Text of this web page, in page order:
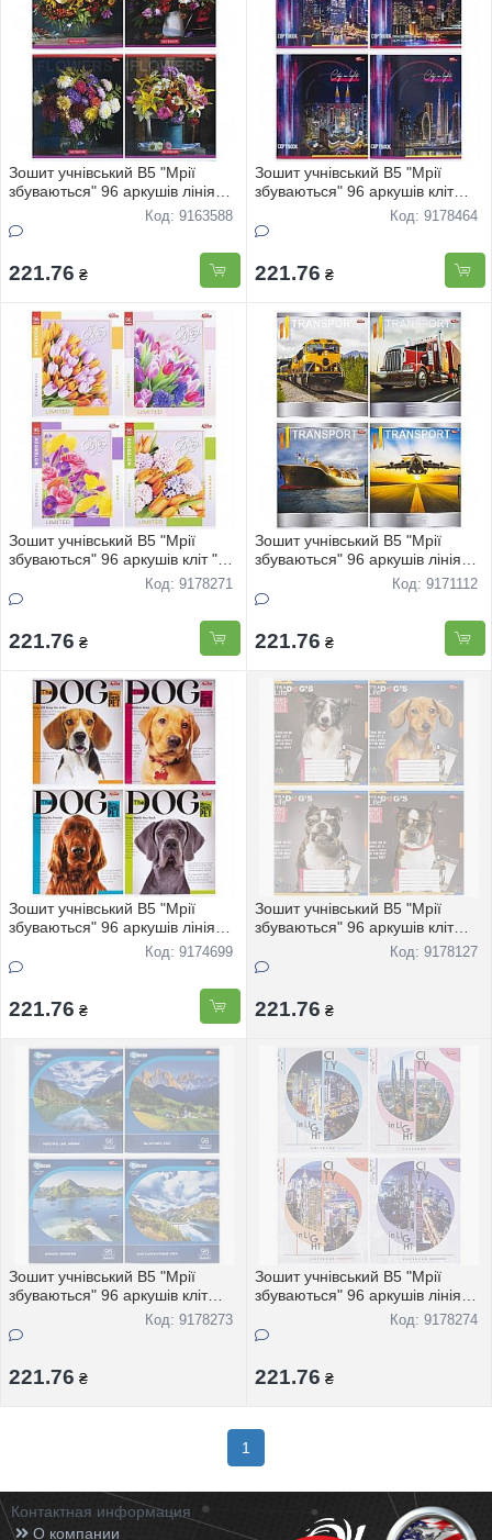
Зошит учнівський В5 "Мрії
збуваються" 96 аркушів лінія
Квіткове асорті 3415 8штКод: 9163588
221.76 ₴
Зошит учнівський В5 "Мрії
збуваються" 96 аркушів кліт
"Нiчнi мicта" 3634 8штКод: 9178464
221.76 ₴
Зошит учнівський В5 "Мрії
збуваються" 96 аркушів кліт "
Код: 9178271
221.76 ₴
Зошит учнівський В5 "Мрії
збуваються" 96 аркушів лінія
Транспорт 3386 8штКод: 9171112
221.76 ₴
Зошит учнівський В5 "Мрії
збуваються" 96 аркушів лінія
Код: 9174699
221.76 ₴
Зошит учнівський В5 "Мрії
збуваються" 96 аркушів кліт
Код: 9178127
221.76 ₴
Зошит учнівський В5 "Мрії
збуваються" 96 аркушів кліт
"Природа" 3744 8штКод: 9178273
221.76 ₴
Зошит учнівський В5 "Мрії
збуваються" 96 аркушів лінія
"Мiста свiту" 3656 8штКод: 9178274
221.76 ₴
1
Контактная информация
О компании